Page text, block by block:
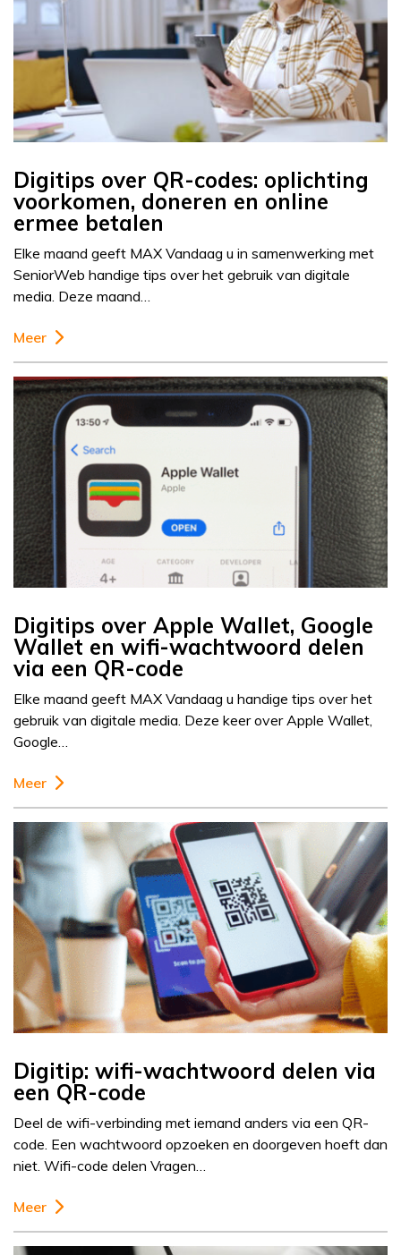
Digitips over QR-codes: oplichting
voorkomen, doneren en online
ermee betalen
Elke maand geeft MAX Vandaag u in samenwerking met
SeniorWeb handige tips over het gebruik van digitale
media. Deze maand…
Meer
Digitips over Apple Wallet, Google
Wallet en wifi-wachtwoord delen
via een QR-code
Elke maand geeft MAX Vandaag u handige tips over het
gebruik van digitale media. Deze keer over Apple Wallet,
Google…
Meer
Digitip: wifi-wachtwoord delen via
een QR-code
Deel de wifi-verbinding met iemand anders via een QR-
code. Een wachtwoord opzoeken en doorgeven hoeft dan
niet. Wifi-code delen Vragen…
Meer